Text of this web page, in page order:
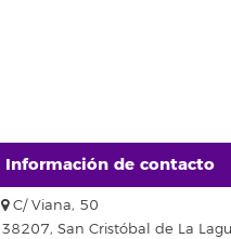
Información de contacto
C/ Viana, 50
38207, San Cristóbal de La